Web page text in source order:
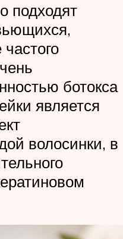
подходят
ботокса
является
волосинки, в